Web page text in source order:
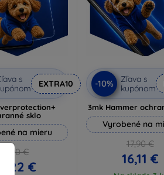
s
EXTRA10
sklo
na mieru
16,90 €
15,22 €
-10%
Zľava s
kupónom
3mk Hammer
Vyrobené na
17,90 €
16,11 €